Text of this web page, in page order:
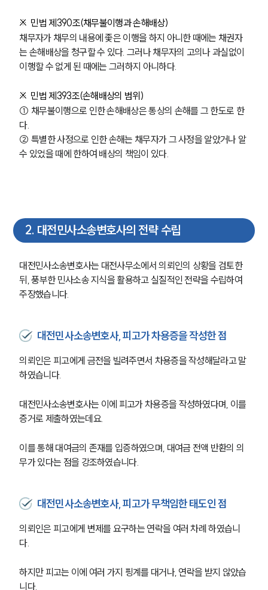
※  민법 제390조(채무불이행과 손해배상)
채무자가 채무의 내용에 좇은 이행을 하지 아니한 때에는 채권자
는 손해배상을 청구할 수 있다. 그러나 채무자의 고의나 과실없이
이행할 수 없게 된 때에는 그러하지 아니하다.
※  민법 제393조(손해배상의 범위)
① 채무불이행으로 인한 손해배상은 통상의 손해를 그 한도로 한
다.
② 특별한 사정으로 인한 손해는 채무자가 그 사정을 알았거나 알
수 있었을 때에 한하여 배상의 책임이 있다.
2. 대전민사소송변호사의 전략 수립
대전민사소송변호사는 대전사무소에서 의뢰인의 상황을 검토한
뒤, 풍부한 민사소송 지식을 활용하고 실질적인 전략을 수립하여
주장했습니다.
대전민사소송변호사, 피고가 차용증을 작성한 점
의뢰인은 피고에게 금전을 빌려주면서 차용증을 작성해달라고 말
하였습니다.
대전민사소송변호사는 이에 피고가 차용증을 작성하였다며, 이를
증거로 제출하였는데요.
이를 통해 대여금의 존재를 입증하였으며, 대여금 전액 반환의 의
무가 있다는 점을 강조하였습니다.
대전민사소송변호사, 피고가 무책임한 태도인 점
의뢰인은 피고에게 변제를 요구하는 연락을 여러 차례 하였습니
다.
하지만 피고는 이에 여러 가지 핑계를 대거나, 연락을 받지 않았습
니다.